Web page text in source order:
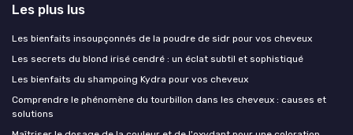
Les plus lus
Les bienfaits insoupçonnés de la poudre de sidr pour vos cheveux
Les secrets du blond irisé cendré : un éclat subtil et sophistiqué
Les bienfaits du shampoing Kydra pour vos cheveux
Comprendre le phénomène du tourbillon dans les cheveux : causes et
solutions